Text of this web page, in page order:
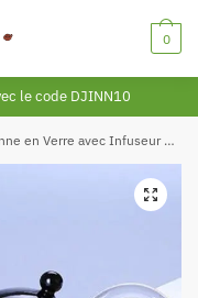
0
le code DJINN10
en Verre avec Infuseur 800ML